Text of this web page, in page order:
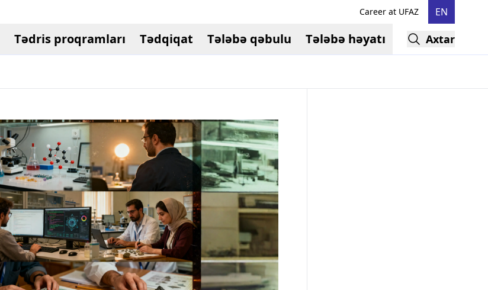
Tədris proqramları Tədqiqat Tələbə qəbulu Tələbə həyatı Axtar
Career at UFAZ EN